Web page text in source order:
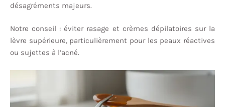
désagréments majeurs.
Notre conseil : éviter rasage et crèmes dépilatoires sur la
lèvre supérieure, particulièrement pour les peaux réactives
ou sujettes à l’acné.